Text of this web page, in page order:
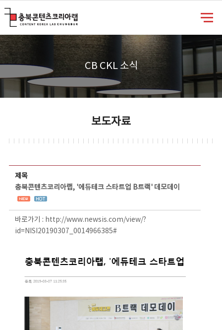
CB CKL 소식
보도자료
제목
충북콘텐츠코리아랩, '에듀테크 스타트업 B트랙' 데모데이
바로가기 : http://www.newsis.com/view/?
id=NISI20190307_0014966385#